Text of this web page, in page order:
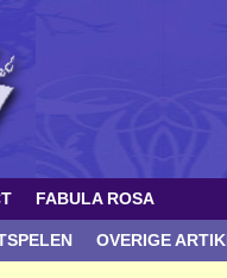
FABULA ROSA
OVERIGE